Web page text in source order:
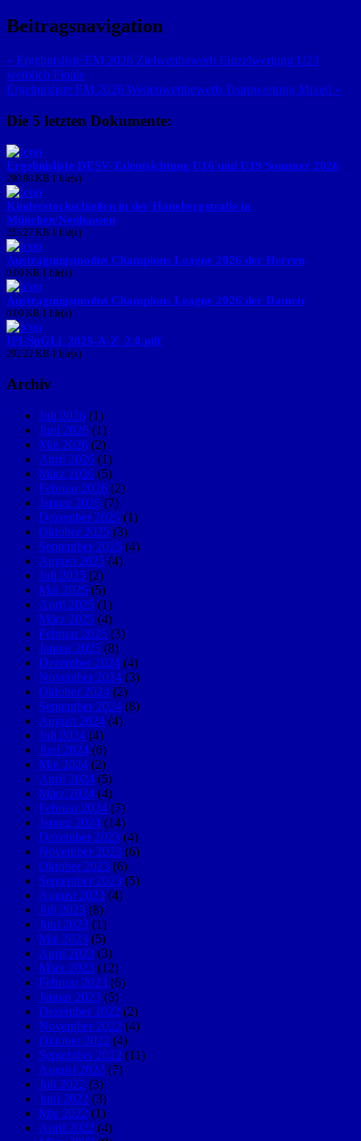
Beitragsnavigation
« Ergebnisliste EM 2026 Zielwettbewerb Einzelwertung U23
weiblich Finale
Ergebnisliste EM 2026 Weitenwettbewerb Teamwertung Mixed »
Die 5 letzten Dokumente:
Ergebnisliste DESV-Talentsichtung U16 und U19 Sommer 2026
290.98 KB 1 file(s)
Kinderstockschießen in der Hanebergstraße in
München/Neuhausen
253.27 KB 1 file(s)
Austragungsmodus Champions League 2026 der Herren
0.00 KB 1 file(s)
Austragungsmodus Champions League 2026 der Damen
0.00 KB 1 file(s)
IFI-SpGLi_2025-A-Z_2.0.pdf
292.22 KB 1 file(s)
Archiv
Juli 2026 (1)
Juni 2026 (1)
Mai 2026 (2)
April 2026 (1)
März 2026 (5)
Februar 2026 (2)
Januar 2026 (7)
Dezember 2025 (1)
Oktober 2025 (3)
September 2025 (4)
August 2025 (4)
Juli 2025 (2)
Mai 2025 (5)
April 2025 (1)
März 2025 (4)
Februar 2025 (3)
Januar 2025 (8)
Dezember 2024 (4)
November 2024 (3)
Oktober 2024 (2)
September 2024 (8)
August 2024 (4)
Juli 2024 (4)
Juni 2024 (6)
Mai 2024 (2)
April 2024 (5)
März 2024 (4)
Februar 2024 (7)
Januar 2024 (14)
Dezember 2023 (4)
November 2023 (6)
Oktober 2023 (6)
September 2023 (5)
August 2023 (4)
Juli 2023 (8)
Juni 2023 (1)
Mai 2023 (5)
April 2023 (3)
März 2023 (12)
Februar 2023 (6)
Januar 2023 (5)
Dezember 2022 (2)
November 2022 (4)
Oktober 2022 (4)
September 2022 (11)
August 2022 (7)
Juli 2022 (3)
Juni 2022 (3)
Mai 2022 (1)
April 2022 (4)